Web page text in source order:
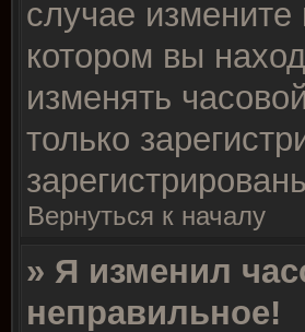
случае измените
котором вы
изменять
только
Вернуться к началу
» Я изменил
неправильное!